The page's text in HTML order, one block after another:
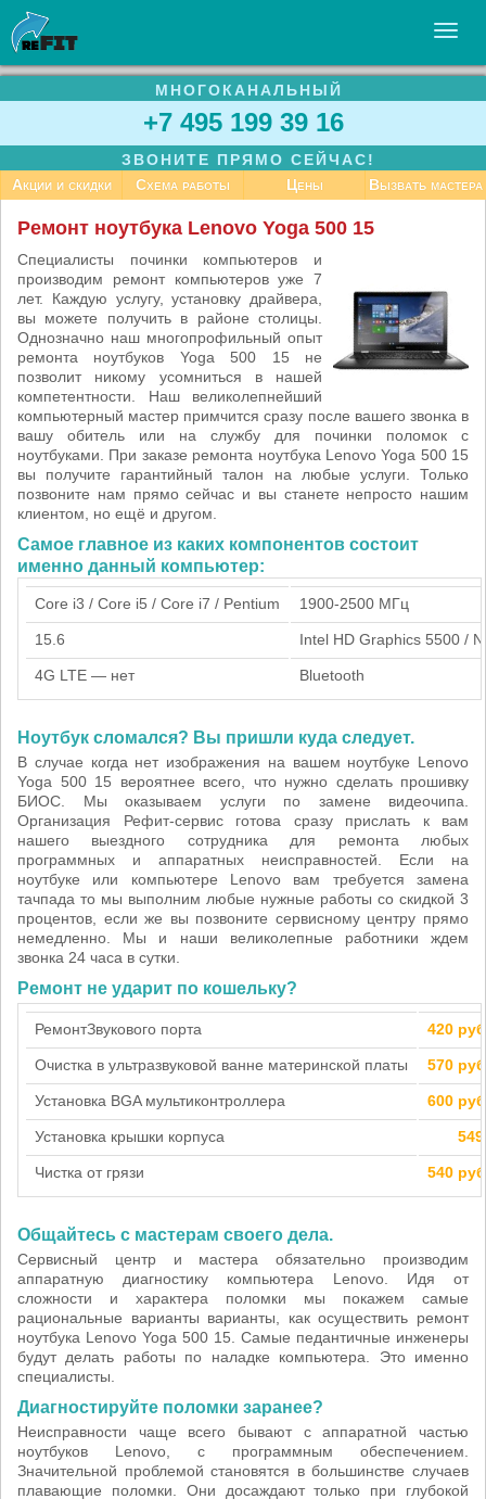
УСЛУГИ
БИЗНЕСУ
СТАТЬИ
МНОГОКАНАЛЬНЫЙ
+7 495 199 39 16
ЗВОНИТЕ ПРЯМО СЕЙЧАС!
Акции и скидки
Схема работы Цены Вызвать мастера
Ремонт ноутбука Lenovo Yoga 500 15
Специалисты починки компьютеров и
производим ремонт компьютеров уже 7
лет. Каждую услугу, установку драйвера,
вы можете получить в районе столицы.
Однозначно наш многопрофильный опыт
ремонта ноутбуков Yoga 500 15 не
позволит никому усомниться в нашей
компетентности. Наш великолепнейший
компьютерный мастер примчится сразу после вашего звонка в
вашу обитель или на службу для починки поломок с
ноутбуками. При заказе ремонта ноутбука Lenovo Yoga 500 15
вы получите гарантийный талон на любые услуги. Только
позвоните нам прямо сейчас и вы станете непросто нашим
клиентом, но ещё и другом.
Самое главное из каких компонентов состоит
именно данный компьютер:
Core i3 / Core i5 / Core i7 / Pentium 1900-2500 МГц
15.6 Intel HD Graphics 5500 /
4G LTE — нет Bluetooth
Ноутбук сломался? Вы пришли куда следует.
В случае когда нет изображения на вашем ноутбуке Lenovo
Yoga 500 15 вероятнее всего, что нужно сделать прошивку
БИОС. Мы оказываем услуги по замене видеочипа.
Организация Рефит-сервис готова сразу прислать к вам
нашего выездного сотрудника для ремонта любых
программных и аппаратных неисправностей. Если на
ноутбуке или компьютере Lenovo вам требуется замена
тачпада то мы выполним любые нужные работы со скидкой 3
процентов, если же вы позвоните сервисному центру прямо
немедленно. Мы и наши великолепные работники ждем
звонка 24 часа в сутки.
Ремонт не ударит по кошельку?
РемонтЗвукового порта 420
Очистка в ультразвуковой ванне материнской платы 570
Установка BGA мультиконтроллера 600
Установка крышки корпуса 549
Чистка от грязи 540
Общайтесь с мастерам своего дела.
Сервисный центр и мастера обязательно производим
аппаратную диагностику компьютера Lenovo. Идя от
сложности и характера поломки мы покажем самые
рациональные варианты варианты, как осуществить ремонт
ноутбука Lenovo Yoga 500 15. Самые педантичные инженеры
будут делать работы по наладке компьютера. Это именно
специалисты.
Диагностируйте поломки заранее?
Неисправности чаще всего бывают с аппаратной частью
ноутбуков Lenovo, с программным обеспечением.
Значительной проблемой становятся в большинстве случаев
плавающие поломки. Они досаждают только при глубокой